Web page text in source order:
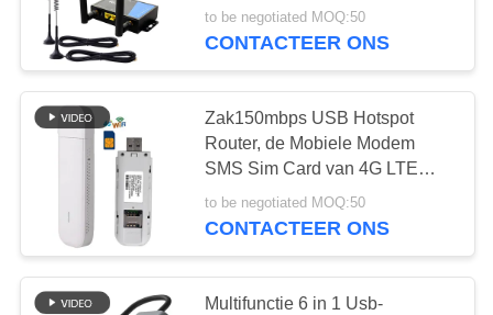
GEVALLEN
VERZOEK
OM EEN
CITAAT
SITEMAP
Dubbel SiM Mobile
Router
37
to be negotiated MOQ:50
CONTACTEER ONS
Zak150mbps USB Hotspot
Router, de Mobiele Modem
SMS Sim Card van 4G LTE
USB WiFi
to be negotiated MOQ:50
CONTACTEER ONS
Multifunctie 6 in 1 Usb-